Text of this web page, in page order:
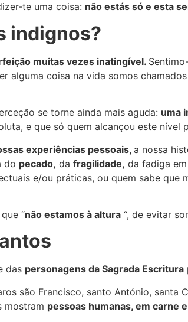
te uma coisa: não estás só e esta
indignos?
muitas vezes inatingível.
alguma coisa na vida somos
se torne ainda mais aguda: uma
e que só quem alcançou este nível
experiências pessoais, a nossa
do pecado, da fragilidade, da fadiga
e/ou práticas, ou quem sabe que
“não estamos à altura “, de evitar
das personagens da Sagrada Escritura
são Francisco, santo António,
mostram pessoas humanas, em carne